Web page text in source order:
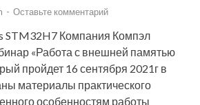
- Оставьте комментарий
STM32H7 Компания Компэл
«Работа с внешней памятью
пройдет 16 сентября 2021г в
материалы практического
особенностям работы